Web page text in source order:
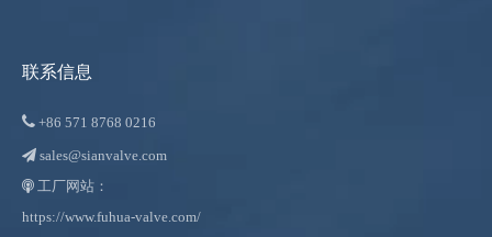
联系信息
 +86 571 8768 0216
 sales@sianvalve.com
 工厂网站：
https://www.fuhua-valve.com/